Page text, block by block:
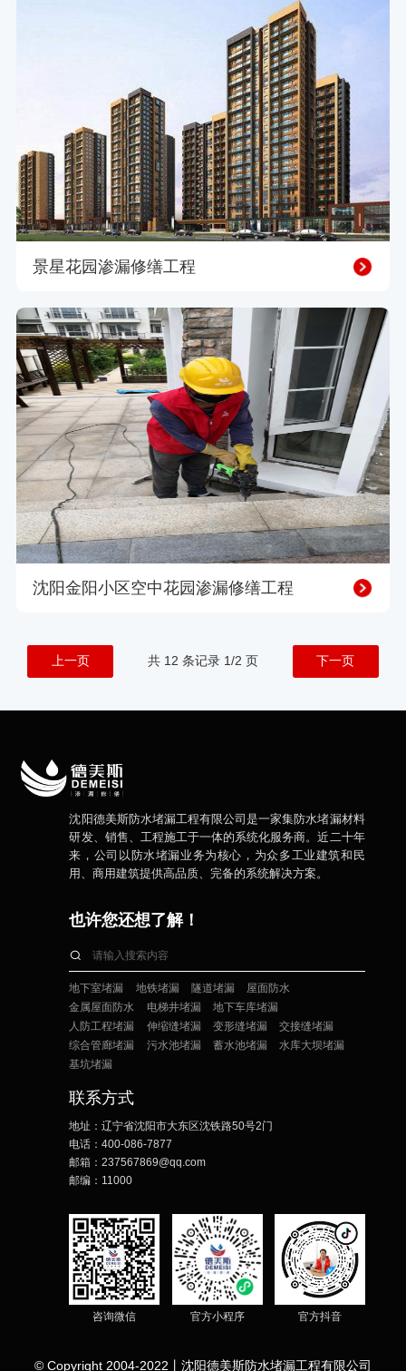
景星花园渗漏修缮工程
沈阳金阳小区空中花园渗漏修缮工程
上一页 共 12 条记录 1/2 页 下一页
沈阳德美斯防水堵漏工程有限公司是一家集防水堵漏材料
研发、销售、工程施工于一体的系统化服务商。近二十年
来，公司以防水堵漏业务为核心，为众多工业建筑和民
用、商用建筑提供高品质、完备的系统解决方案。
也许您还想了解！
地下室堵漏 地铁堵漏 隧道堵漏
屋面防水
金属屋面防水
电梯井堵漏
地下车库堵漏
人防工程堵漏
伸缩缝堵漏 变形缝堵漏
交接缝堵漏
综合管廊堵漏
污水池堵漏 蓄水池堵漏
水库大坝堵漏
基坑堵漏
联系方式
地址：辽宁省沈阳市大东区沈铁路50号2门
电话：400-086-7877
邮箱：237567869@qq.com
邮编： 11000
咨询微信 官方小程序 官方抖音
© Copyright 2004-2022丨沈阳德美斯防水堵漏工程有限公司